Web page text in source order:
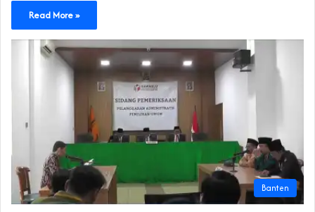
Read More »
Banten